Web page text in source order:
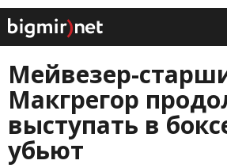
Мейвезер-
Макгрегор
выступать в
убьют